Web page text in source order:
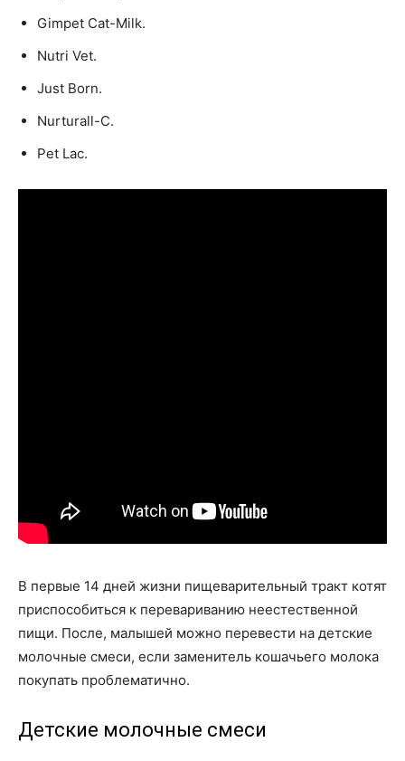
Gimpet Cat-Milk.
Nutri Vet.
Just Born.
Nurturall-C.
Pet Lac.
В первые 14 дней жизни пищеварительный тракт котят
приспособиться к перевариванию неестественной
пищи. После, малышей можно перевести на детские
молочные смеси, если заменитель кошачьего молока
покупать проблематично.
Детские молочные смеси